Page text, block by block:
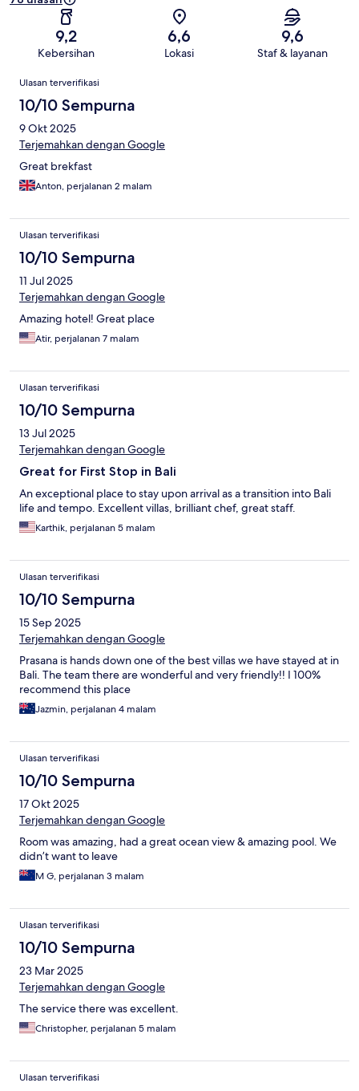
9,2
Kebersihan
6,6
Lokasi
9,6
Staf & layanan
Ulasan
Ulasan terverifikasi
10/10 Sempurna
9 Okt 2025
Terjemahkan dengan Google
Great brekfast
Anton, perjalanan 2 malam
Ulasan terverifikasi
10/10 Sempurna
11 Jul 2025
Terjemahkan dengan Google
Amazing hotel! Great place
Atir, perjalanan 7 malam
Ulasan terverifikasi
10/10 Sempurna
13 Jul 2025
Terjemahkan dengan Google
Great for First Stop in Bali
An exceptional place to stay upon arrival as a transition into Bali
life and tempo. Excellent villas, brilliant chef, great staff.
Karthik, perjalanan 5 malam
Ulasan terverifikasi
10/10 Sempurna
15 Sep 2025
Terjemahkan dengan Google
Prasana is hands down one of the best villas we have stayed at in
Bali. The team there are wonderful and very friendly!! I 100%
recommend this place
Jazmin, perjalanan 4 malam
Ulasan terverifikasi
10/10 Sempurna
17 Okt 2025
Terjemahkan dengan Google
Room was amazing, had a great ocean view & amazing pool. We
didn’t want to leave
M G, perjalanan 3 malam
Ulasan terverifikasi
10/10 Sempurna
23 Mar 2025
Terjemahkan dengan Google
The service there was excellent.
Christopher, perjalanan 5 malam
Ulasan terverifikasi